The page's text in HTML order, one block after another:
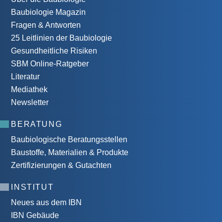
Baubiologie Magazin
Fragen & Antworten
25 Leitlinien der Baubiologie
Gesundheitliche Risiken
SBM Online-Ratgeber
Literatur
Mediathek
Newsletter
BERATUNG
Baubiologische Beratungsstellen
Baustoffe, Materialien & Produkte
Zertifizierungen & Gutachten
INSTITUT
Neues aus dem IBN
IBN Gebäude